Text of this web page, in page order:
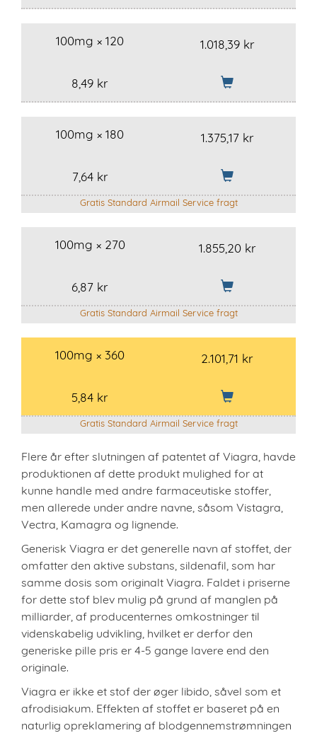
100mg × 120 1.018,39 kr
8,49 kr
100mg × 180 1.375,17 kr
7,64 kr
Gratis Standard Airmail Service fragt
100mg × 270 1.855,20 kr
6,87 kr
Gratis Standard Airmail Service fragt
100mg × 360 2.101,71 kr
5,84 kr
Gratis Standard Airmail Service fragt
Flere år efter slutningen af patentet af Viagra, havde
produktionen af dette produkt mulighed for at
kunne handle med andre farmaceutiske stoffer,
men allerede under andre navne, såsom Vistagra,
Vectra, Kamagra og lignende.
Generisk Viagra er det generelle navn af stoffet, der
omfatter den aktive substans, sildenafil, som har
samme dosis som originalt Viagra. Faldet i priserne
for dette stof blev mulig på grund af manglen på
milliarder, af producenternes omkostninger til
videnskabelig udvikling, hvilket er derfor den
generiske pille pris er 4-5 gange lavere end den
originale.
Viagra er ikke et stof der øger libido, såvel som et
afrodisiakum. Effekten af stoffet er baseret på en
naturlig opreklamering af blodgennemstrømningen